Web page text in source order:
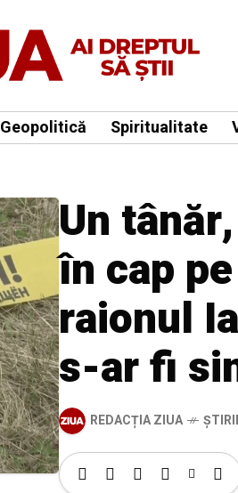
Geopolitică Spiritualitate
Un
în cap
raionul
s-ar fi
REDACȚIA ZIUA